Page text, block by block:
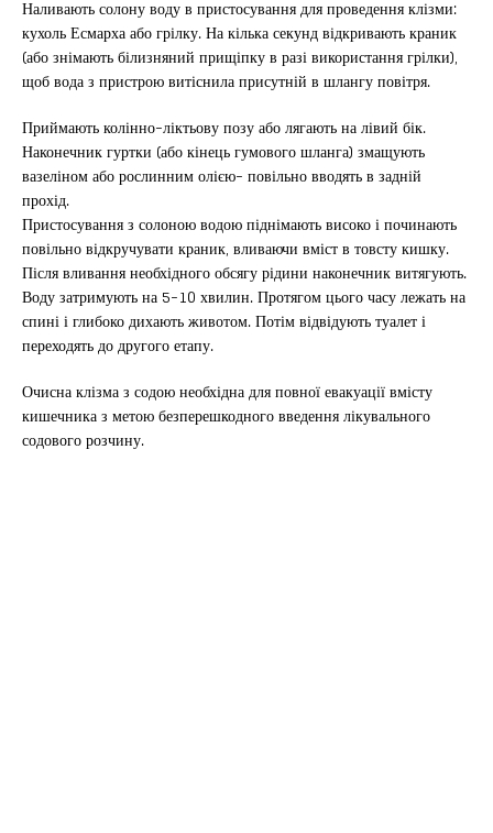
Наливають солону воду в пристосування для проведення клізми:
кухоль Есмарха або грілку. На кілька секунд відкривають краник
(або знімають білизняний прищіпку в разі використання грілки),
щоб вода з пристрою витіснила присутній в шлангу повітря.
Приймають колінно-ліктьову позу або лягають на лівий бік.
Наконечник гуртки (або кінець гумового шланга) змащують
вазеліном або рослинним олією- повільно вводять в задній
прохід.
Пристосування з солоною водою піднімають високо і починають
повільно відкручувати краник, вливаючи вміст в товсту кишку.
Після вливання необхідного обсягу рідини наконечник витягують.
Воду затримують на 5-10 хвилин. Протягом цього часу лежать на
спині і глибоко дихають животом. Потім відвідують туалет і
переходять до другого етапу.
Очисна клізма з содою необхідна для повної евакуації вмісту
кишечника з метою безперешкодного введення лікувального
содового розчину.